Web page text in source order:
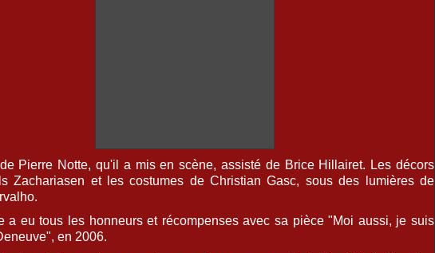
Pierre Notte, qu'il a mis en scène, assisté de Brice Hillairet. Les décors
Zachariasen et les costumes de Christian Gasc, sous des lumières de
a eu tous les honneurs et récompenses avec sa pièce "Moi aussi, je suis
en 2006.